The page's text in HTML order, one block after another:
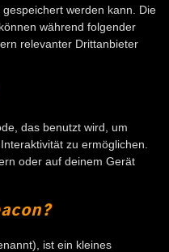
werden kann. Die
während folgender
relevanter Drittanbieter
das benutzt wird, um
zu ermöglichen.
oder auf deinem Gerät
ist ein kleines